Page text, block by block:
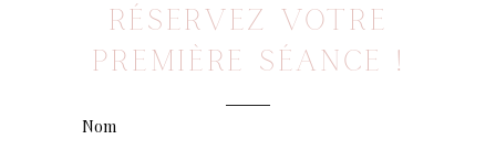
RÉSERVEZ VOTRE
PREMIÈRE SÉANCE !
Nom